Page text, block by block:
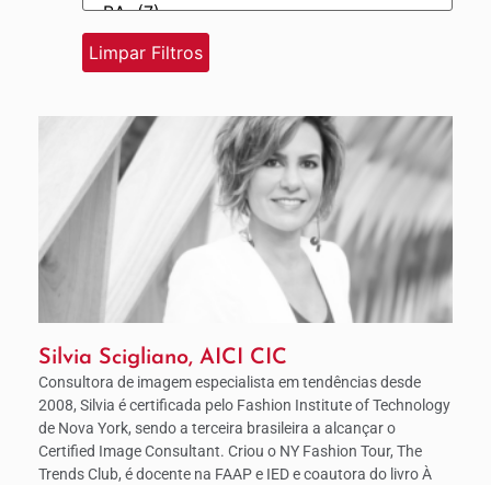
Silvia Scigliano, AICI CIC
Consultora de imagem especialista em tendências desde
2008, Silvia é certificada pelo Fashion Institute of Technology
de Nova York, sendo a terceira brasileira a alcançar o
Certified Image Consultant. Criou o NY Fashion Tour, The
Trends Club, é docente na FAAP e IED e coautora do livro À